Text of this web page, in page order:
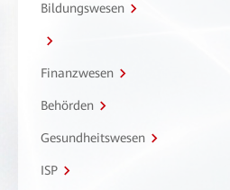
Bildungswesen
Finanzwesen
Behörden
Gesundheitswesen
ISP